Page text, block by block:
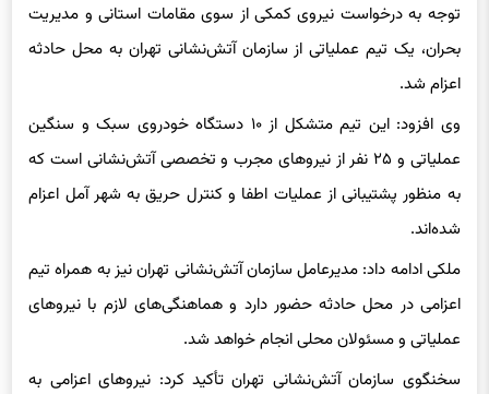
توجه به درخواست نیروی کمکی از سوی مقامات استانی و مدیریت
بحران، یک تیم عملیاتی از سازمان آتش‌نشانی تهران به محل حادثه
اعزام شد.
وی افزود: این تیم متشکل از ۱۰ دستگاه خودروی سبک و سنگین
عملیاتی و ۲۵ نفر از نیروهای مجرب و تخصصی آتش‌نشانی است که
به منظور پشتیبانی از عملیات اطفا و کنترل حریق به شهر آمل اعزام
شده‌اند.
ملکی ادامه داد: مدیرعامل سازمان آتش‌نشانی تهران نیز به همراه تیم
اعزامی در محل حادثه حضور دارد و هماهنگی‌های لازم با نیروهای
عملیاتی و مسئولان محلی انجام خواهد شد.
سخنگوی سازمان آتش‌نشانی تهران تأکید کرد: نیروهای اعزامی به